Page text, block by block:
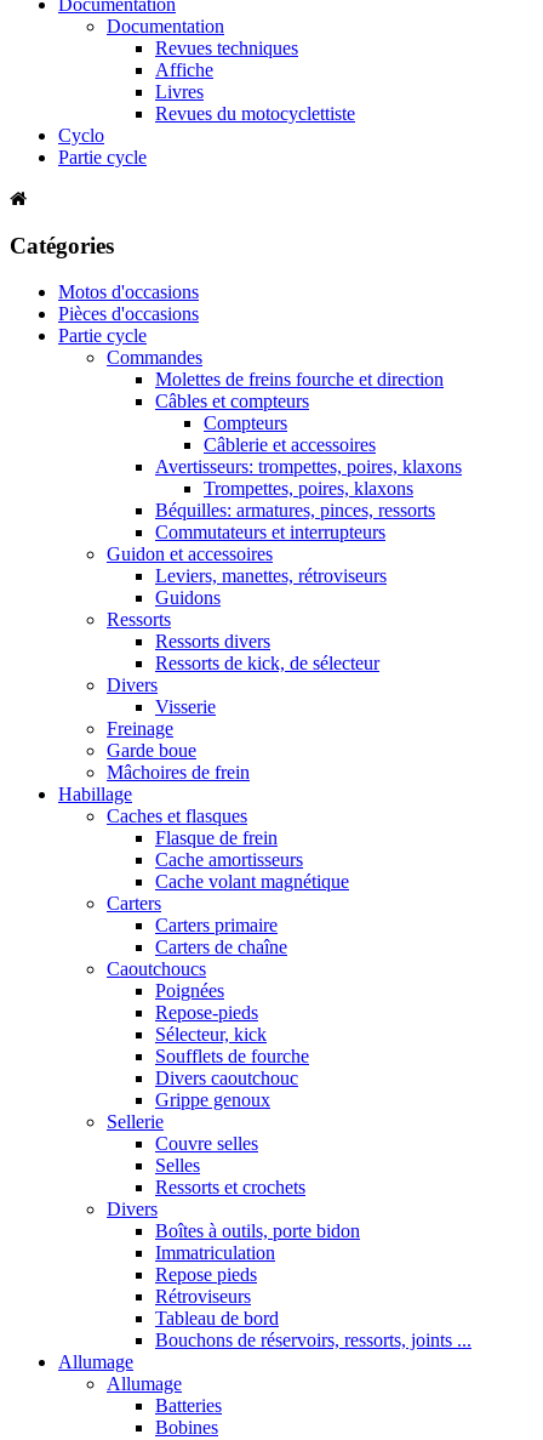
Documentation
Revues techniques
Affiche
Livres
Revues du motocyclettiste
Cyclo
Partie cycle
Catégories
Motos d'occasions
Pièces d'occasions
Partie cycle
Commandes
Molettes de freins fourche et direction
Câbles et compteurs
Compteurs
Câblerie et accessoires
Avertisseurs: trompettes, poires, klaxons
Trompettes, poires, klaxons
Béquilles: armatures, pinces, ressorts
Commutateurs et interrupteurs
Guidon et accessoires
Leviers, manettes, rétroviseurs
Guidons
Ressorts
Ressorts divers
Ressorts de kick, de sélecteur
Divers
Visserie
Freinage
Garde boue
Mâchoires de frein
Habillage
Caches et flasques
Flasque de frein
Cache amortisseurs
Cache volant magnétique
Carters
Carters primaire
Carters de chaîne
Caoutchoucs
Poignées
Repose-pieds
Sélecteur, kick
Soufflets de fourche
Divers caoutchouc
Grippe genoux
Sellerie
Couvre selles
Selles
Ressorts et crochets
Divers
Boîtes à outils, porte bidon
Immatriculation
Repose pieds
Rétroviseurs
Tableau de bord
Bouchons de réservoirs, ressorts, joints ...
Allumage
Allumage
Batteries
Bobines